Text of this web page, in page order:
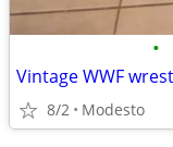
•
Vintage WWF
8/2 Modesto